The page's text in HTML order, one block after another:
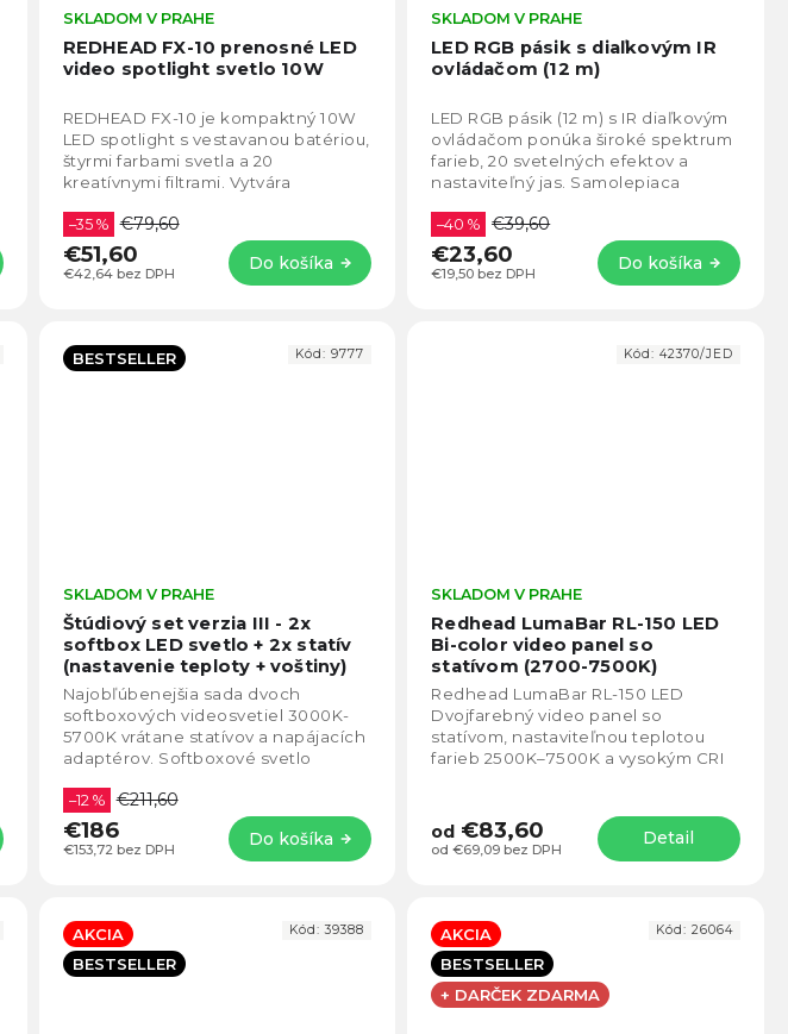
Priemerné
hodnotenie
produktu
hviezdičiek.
REDHEAD FX-10 prenosné LED
video spotlight svetlo 10W
Priemerné
hodnotenie
produktu
hviezdičiek.
SKLADOM V PRAHE
€42,64 bez DPH
–35 % €79,60
€51,60 Do košíka
REDHEAD FX-10 je kompaktný 10W
LED spotlight s vestavanou batériou,
štyrmi farbami svetla a 20
kreatívnymi filtrami. Vytvára
a atmosférické...
LED RGB pásik s diaľkovým IR
ovládačom (12 m)
SKLADOM V PRAHE
€19,50 bez DPH
–40 % €39,60
€23,60 Do košíka
LED RGB pásik (12 m) s IR diaľkovým
ovládačom ponúka široké spektrum
farieb, 20 svetelných efektov a
nastaviteľný jas. Samolepiaca
napájanie 12...
Priemerné
hodnotenie
produktu
hviezdičiek.
BESTSELLER
Štúdiový set verzia III - 2x
softbox LED svetlo + 2x statív
(nastavenie teploty + voštiny)
Sada obsahuje voštiny na
usmernenie svetla
Priemerné
hodnotenie
produktu
hviezdičiek.
SKLADOM V PRAHE
€153,72 bez DPH
–12 % €211,60
€186 Do košíka
Najobľúbenejšia sada dvoch
softboxových videosvetiel 3000K-
5700K vrátane statívov a napájacích
adaptérov. Softboxové svetlo
streamovanie....
Kód:9777
Redhead LumaBar RL-150 LED
Bi-color video panel so
statívom (2700-7500K)
SKLADOM V PRAHE
od €69,09 bez DPH
od €83,60 Detail
Redhead LumaBar RL-150 LED
Dvojfarebný video panel so
statívom, nastaviteľnou teplotou
farieb 2500K–7500K a vysokým CRI
Kód: 42370/JED
AKCIA
BESTSELLER
Kód:39388
AKCIA
BESTSELLER
+ DARČEK ZDARMA
Kód: 26064